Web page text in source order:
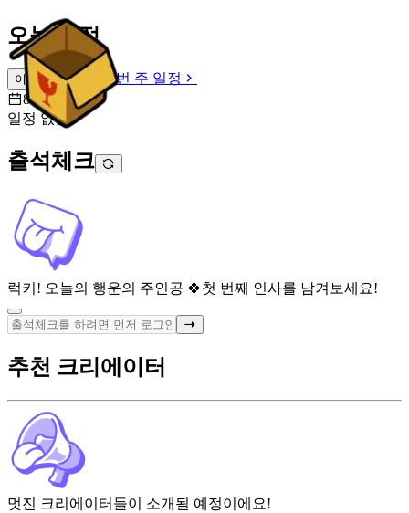
오늘 일정
이번 주 일정
이번 주 일정
8월 8일 [토]
일정 없음
출석체크
럭키! 오늘의 행운의 주인공 🍀 첫 번째 인사를 남겨보세요!
추천 크리에이터
멋진 크리에이터들이 소개될 예정이에요!